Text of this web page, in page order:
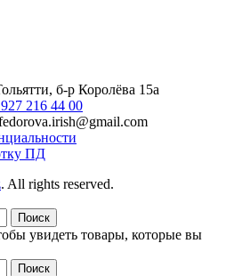
б-р Королёва 15а
216 44 00
ПД
. All rights reserved.
Поиск
увидеть товары, которые вы
Поиск